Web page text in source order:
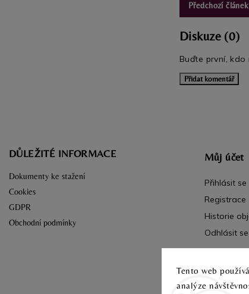
Tento web
analýze
Předchozí článek
Diskuze (0)
Buďte první,
Přidat komentář
DŮLEŽITÉ INFORMACE
Dokumenty ke stažení
Cookies
GDPR
Obchodní podmínky
Můj účet
Přihlásit se
Registrace
Historie
Odhlásit se